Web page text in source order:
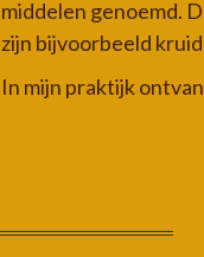
middelen genoemd.
zijn bijvoorbeeld
In mijn praktijk